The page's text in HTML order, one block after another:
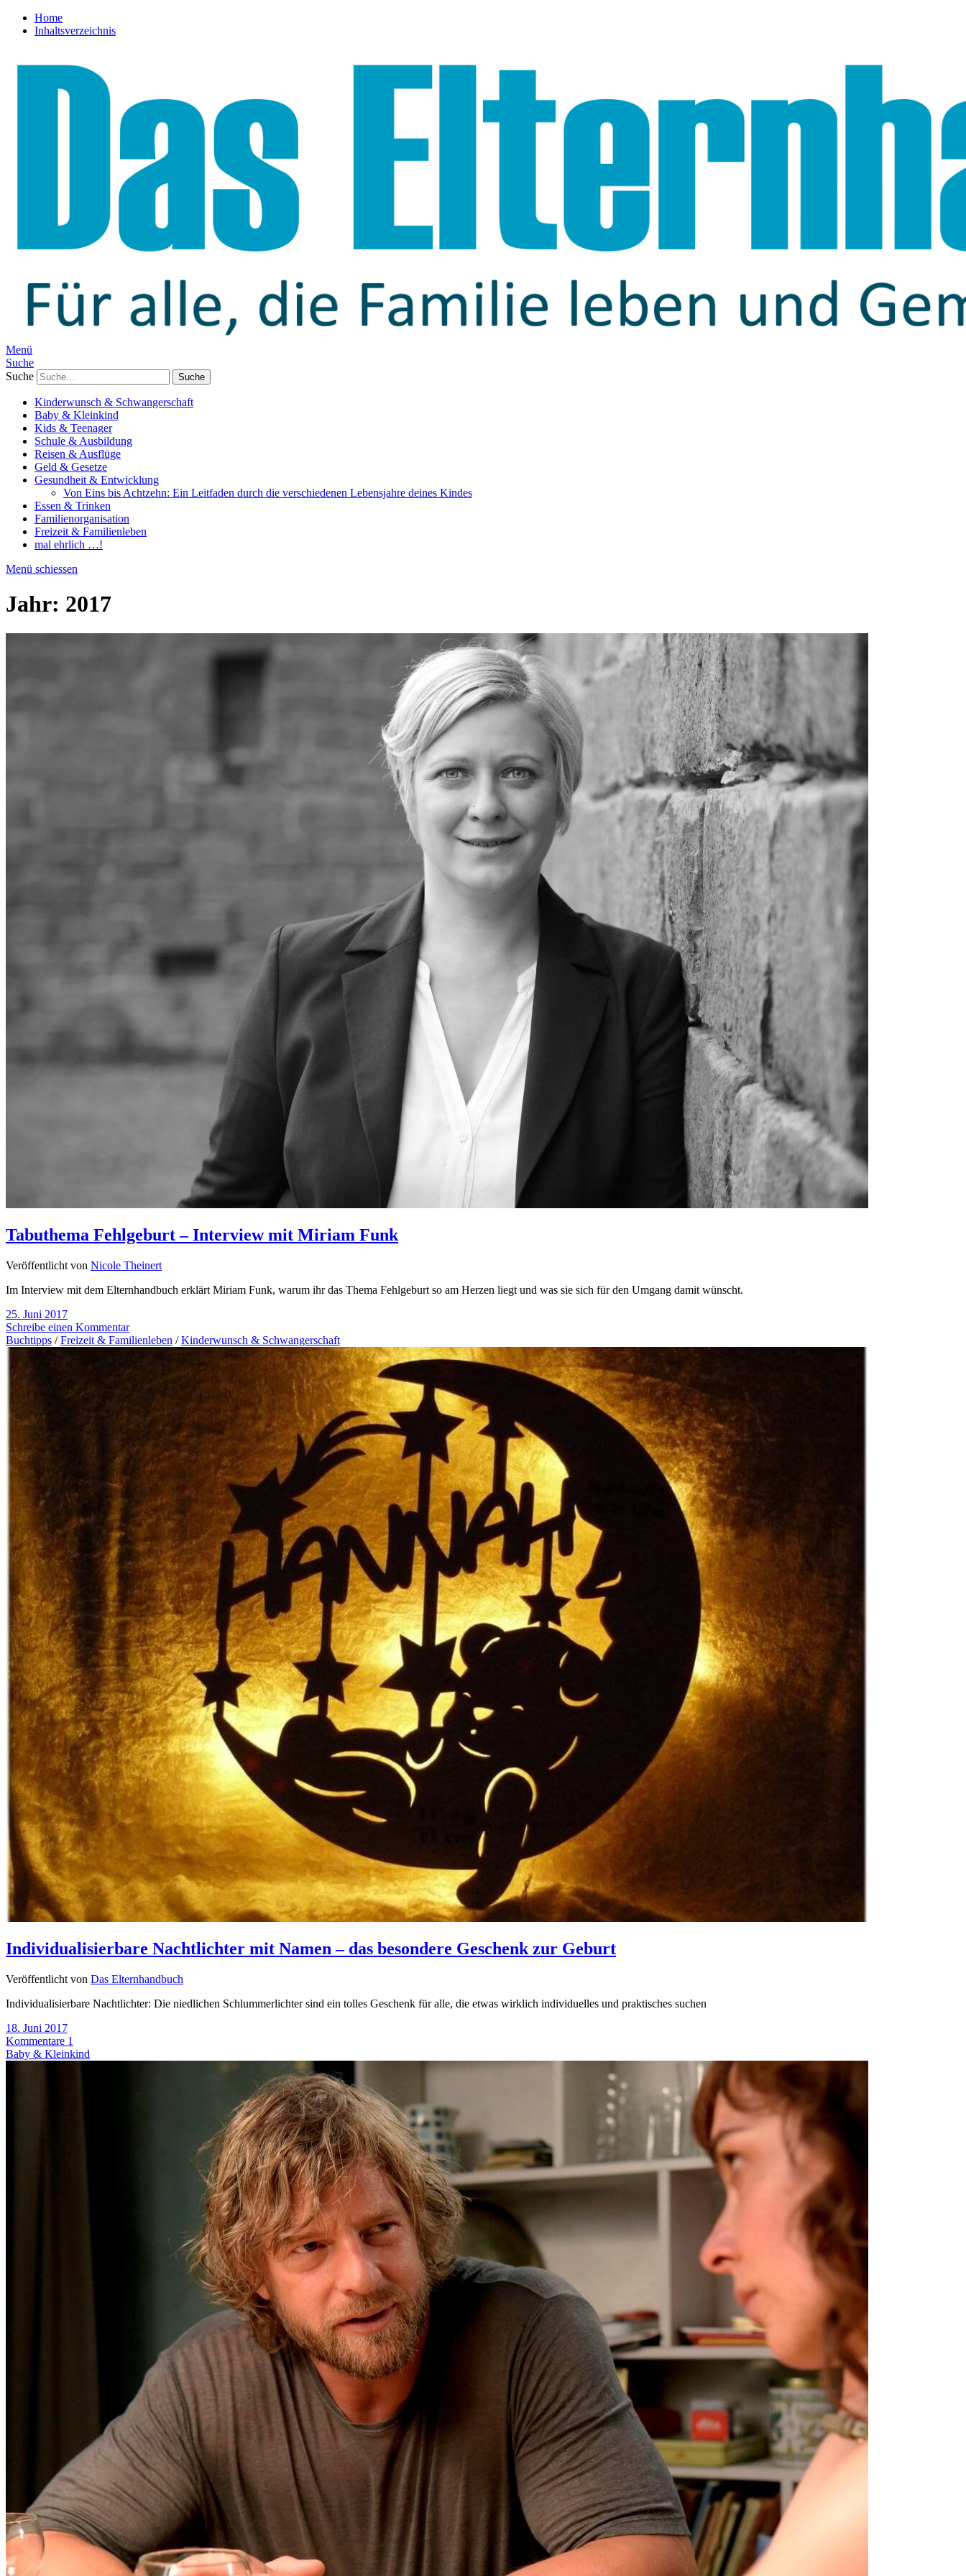
Home
Inhaltsverzeichnis
Menü
Suche
Suche
Kinderwunsch & Schwangerschaft
Baby & Kleinkind
Kids & Teenager
Schule & Ausbildung
Reisen & Ausflüge
Geld & Gesetze
Gesundheit & Entwicklung
Von Eins bis Achtzehn: Ein Leitfaden durch die verschiedenen Lebensjahre deines Kindes
Essen & Trinken
Familienorganisation
Freizeit & Familienleben
mal ehrlich …!
Menü schiessen
Jahr: 2017
Tabuthema Fehlgeburt – Interview mit Miriam Funk
Veröffentlicht von Nicole Theinert
Im Interview mit dem Elternhandbuch erklärt Miriam Funk, warum ihr das Thema Fehlgeburt so am Herzen liegt und was sie sich für den Umgang damit wünscht.
25. Juni 2017
Schreibe einen Kommentar
Buchtipps /Freizeit & Familienleben /Kinderwunsch & Schwangerschaft
Individualisierbare Nachtlichter mit Namen – das besondere Geschenk zur Geburt
Veröffentlicht von Das Elternhandbuch
Individualisierbare Nachtlichter: Die niedlichen Schlummerlichter sind ein tolles Geschenk für alle, die etwas wirklich individuelles und praktisches suchen
18. Juni 2017
Kommentare 1
Baby & Kleinkind